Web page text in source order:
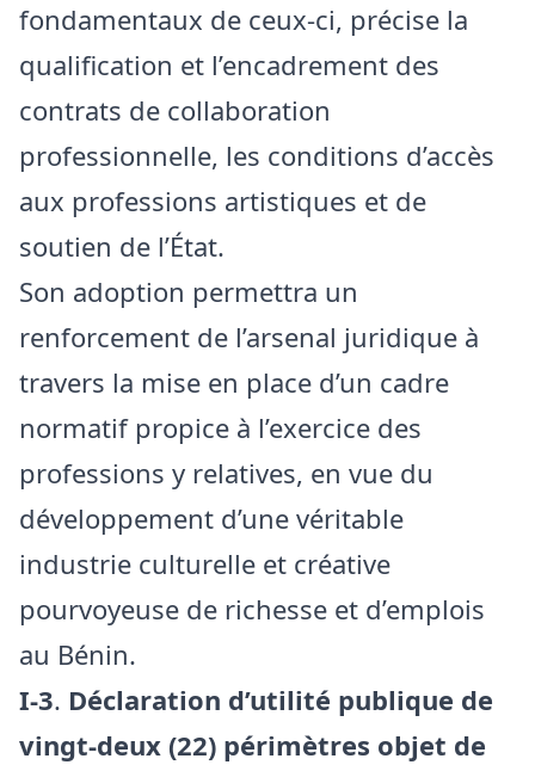
fondamentaux de ceux-ci, précise la
qualification et l’encadrement des
contrats de collaboration
professionnelle, les conditions d’accès
aux professions artistiques et de
soutien de l’État.
Son adoption permettra un
renforcement de l’arsenal juridique à
travers la mise en place d’un cadre
normatif propice à l’exercice des
professions y relatives, en vue du
développement d’une véritable
industrie culturelle et créative
pourvoyeuse de richesse et d’emplois
au Bénin.
I-3. Déclaration d’utilité publique de
vingt-deux (22) périmètres objet de